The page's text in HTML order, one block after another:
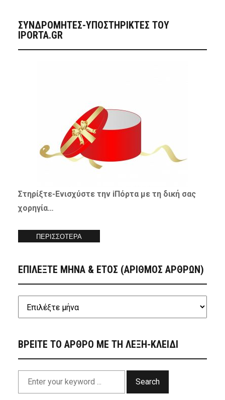
ΣΥΝΔΡΟΜΗΤΈΣ-ΥΠΟΣΤΗΡΙΚΤΈΣ ΤΟΥ
IPORTA.GR
Στηρίξτε-Ενισχύστετην iΠόρτα με τη δική σας
χορηγία…
ΠΕΡΙΣΣΟΤΕΡΑ
ΕΠΙΛΕΞΤΕ ΜΗΝΑ & ΕΤΟΣ (ΑΡΙΘΜΟΣ ΑΡΘΡΩΝ)
ΒΡΕΙΤΕ ΤΟ ΑΡΘΡΟ ΜΕ ΤΗ ΛΕΞΗ-ΚΛΕΙΔΙ
Search